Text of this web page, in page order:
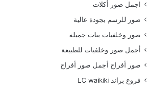
اجمل صور أكلات
صور للرسم بجودة عالية
صور وخلفيات بنات جميلة
أجمل صور وخلفيات للطبيعة
صور أفراح أجمل صور أفراح
فروع براند LC waikiki